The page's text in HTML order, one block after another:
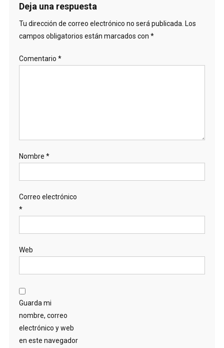
Deja una respuesta
Tu dirección de correo electrónico no será publicada. Los
campos obligatorios están marcados con *
Comentario *
Nombre *
Correo electrónico
*
Web
Guarda mi
nombre, correo
electrónico y web
en este navegador